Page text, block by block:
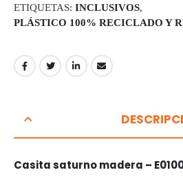
ETIQUETAS: INCLUSIVOS,
PLÁSTICO 100% RECICLADO Y
Casita saturno madera –